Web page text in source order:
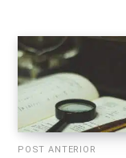
POST ANTERIOR